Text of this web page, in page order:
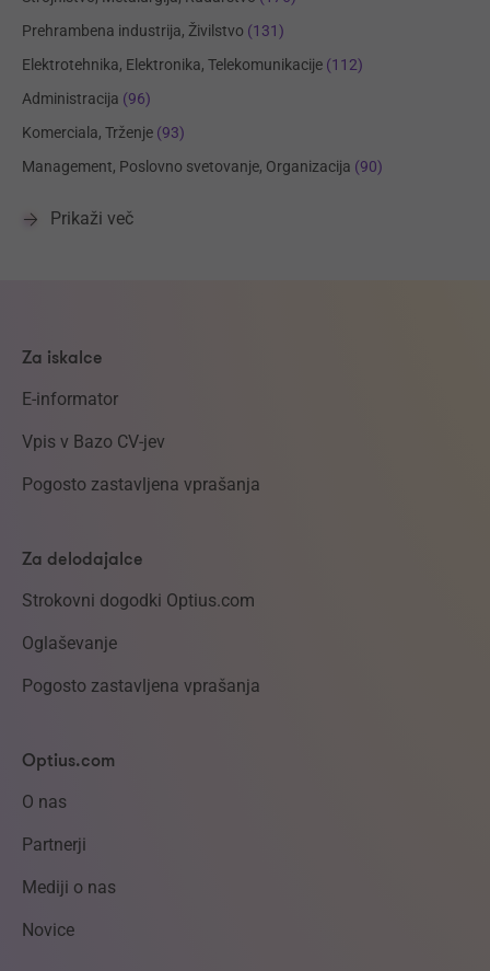
Prehrambena industrija, Živilstvo (131)
Elektrotehnika, Elektronika, Telekomunikacije (112)
Administracija (96)
Komerciala, Trženje (93)
Management, Poslovno svetovanje, Organizacija (90)
Prikaži več
Za iskalce
E-informator
Vpis v Bazo CV-jev
Pogosto zastavljena vprašanja
Za delodajalce
Strokovni dogodki Optius.com
Oglaševanje
Pogosto zastavljena vprašanja
Optius.com
O nas
Partnerji
Mediji o nas
Novice